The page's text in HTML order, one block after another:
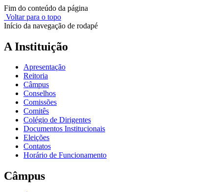
Fim do conteúdo da página
Voltar para o topo
Início da navegação de rodapé
A Instituição
Apresentação
Reitoria
Câmpus
Conselhos
Comissões
Comitês
Colégio de Dirigentes
Documentos Institucionais
Eleições
Contatos
Horário de Funcionamento
Câmpus